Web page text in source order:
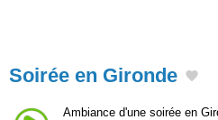
Soirée en Gironde
Ambiance d'une soirée en